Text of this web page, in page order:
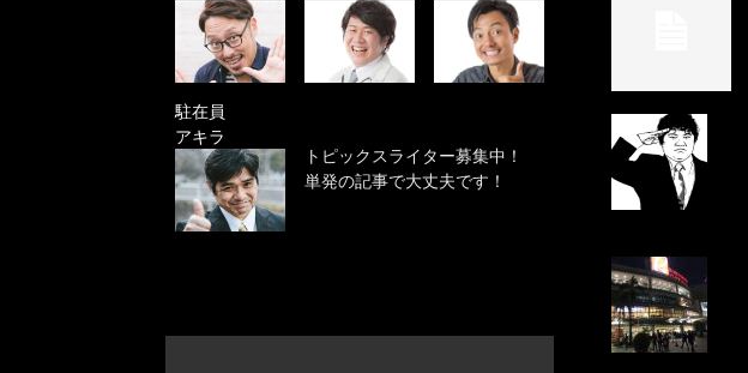
駐在員
アキラ
トピックスライター募集中！
単発の記事で大丈夫です！